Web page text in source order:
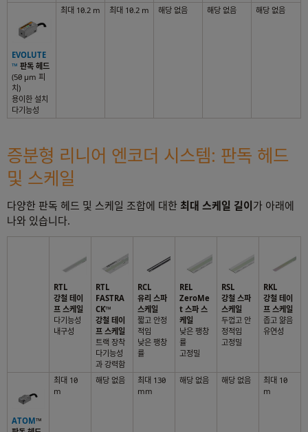
EVOLUTE
™ 판독 헤드
(50 µm 피
치)
용이한 설치
다기능성
최대 10.2 m 최대 10.2 m 해당 없음 해당 없음 해당 없음
증분형 리니어 엔코더 시스템: 판독 헤드
및 스케일
다양한 판독 헤드 및 스케일 조합에 대한 최대 스케일 길이가 아래에
나와 있습니다.
RTL
강철 테이
프 스케일
다기능성
내구성
RTL
FASTRA
CK™
강철 테이
프 스케일
트랙 장착
다기능성
과 강력함
RCL
유리 스파
스케일
짧고 안정
적임
낮은 팽창
률
REL
ZeroMe
t 스파 스
케일
낮은 팽창
률
고정밀
RSL
강철 스파
스케일
두껍고 안
정적임
고정밀
RKL
강철 테이
프 스케일
좁고 얆음
유연성
ATOM™
최대 10
m
해당 없음
최대 130
mm
해당 없음 해당 없음
최대 10
m